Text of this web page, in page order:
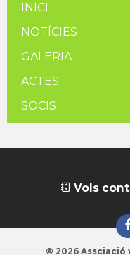
INICI
NOTÍCIES
GALERIA
ACTES
SOCIS
Vols
© 2026 Assciació